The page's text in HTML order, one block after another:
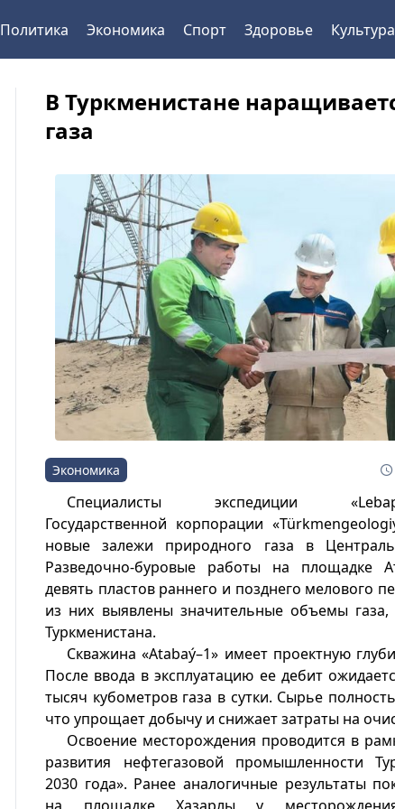
Политика Экономика Спорт Здоровье Культура
В Туркменистане
газа
Экономика
Специалисты экспедиции
Государственной корпорации
новые залежи природного газа в
Разведочно-буровые работы на площадке
девять пластов раннего и позднего мелового
из них выявлены значительные объемы
Туркменистана.
Скважина «Atabaý–1» имеет проектную
После ввода в эксплуатацию ее дебит
тысяч кубометров газа в сутки. Сырье
что упрощает добычу и снижает затраты на
Освоение месторождения проводится в
развития нефтегазовой промышленности
2030 года». Ранее аналогичные результаты